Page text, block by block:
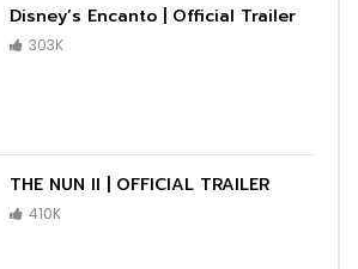
Disney’s Encanto | Official Trailer
303K
THE NUN II | OFFICIAL TRAILER
410K